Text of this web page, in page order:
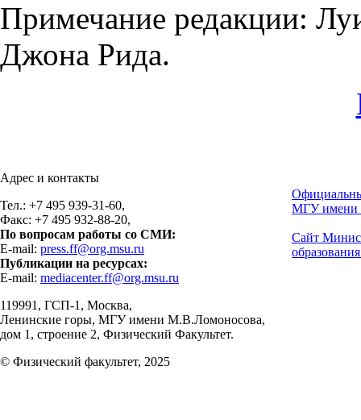
Примечание редакции:
Джона Рида.
Адрес и контакты
Тел.: +7 495 939-31-60,
Факс: +7 495 932-88-20,
По вопросам работы со СМИ:
E-mail: press.ff@org.msu.ru
Публикации на ресурсах:
E-mail: mediacenter.ff@org.msu.ru
119991, ГСП-1, Москва,
Ленинские горы, МГУ имени М.В.Ломоносова,
дом 1, строение 2, Физический Факультет.
© Физический факультет, 2025
МГУ имени
Сайт